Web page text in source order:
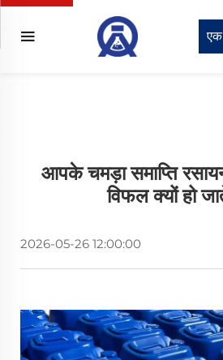
एक
आपके चमड़ा समाप्ति
विफल क्यों हो
2026-05-26 12:00:00